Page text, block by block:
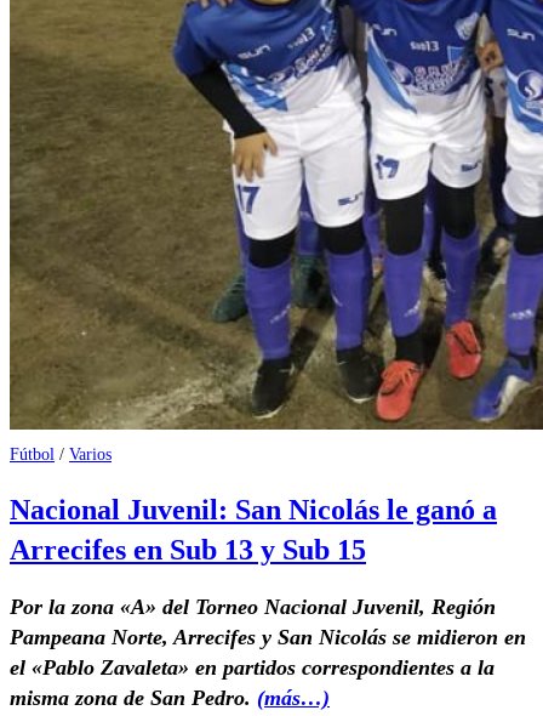
Fútbol / Varios
Nacional Juvenil: San Nicolás le ganó a
Arrecifes en Sub 13 y Sub 15
Por la zona «A» del Torneo Nacional Juvenil, Región
Pampeana Norte, Arrecifes y San Nicolás se midieron en
el «Pablo Zavaleta» en partidos correspondientes a la
misma zona de San Pedro. (más…)